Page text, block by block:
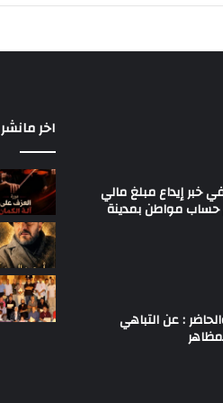
خبر إيداع مبلغ مالي
حساب مواطن بمدينة
: عن التباهي
اخر مانشر